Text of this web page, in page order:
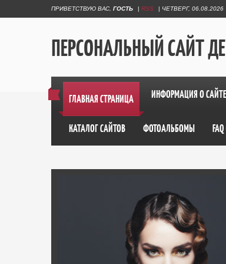
ПРИВЕТСТВУЮ ВАС ГОСТЬ | RSS | ЧЕТВЕРГ, 06.08.2026
ПЕРСОНАЛЬНЫЙ САЙТ
ГЛАВНАЯ СТРАНИЦА ИНФОРМАЦИЯ О САЙТЕ
КАТАЛОГ САЙТОВ ФОТОАЛЬБОМЫ